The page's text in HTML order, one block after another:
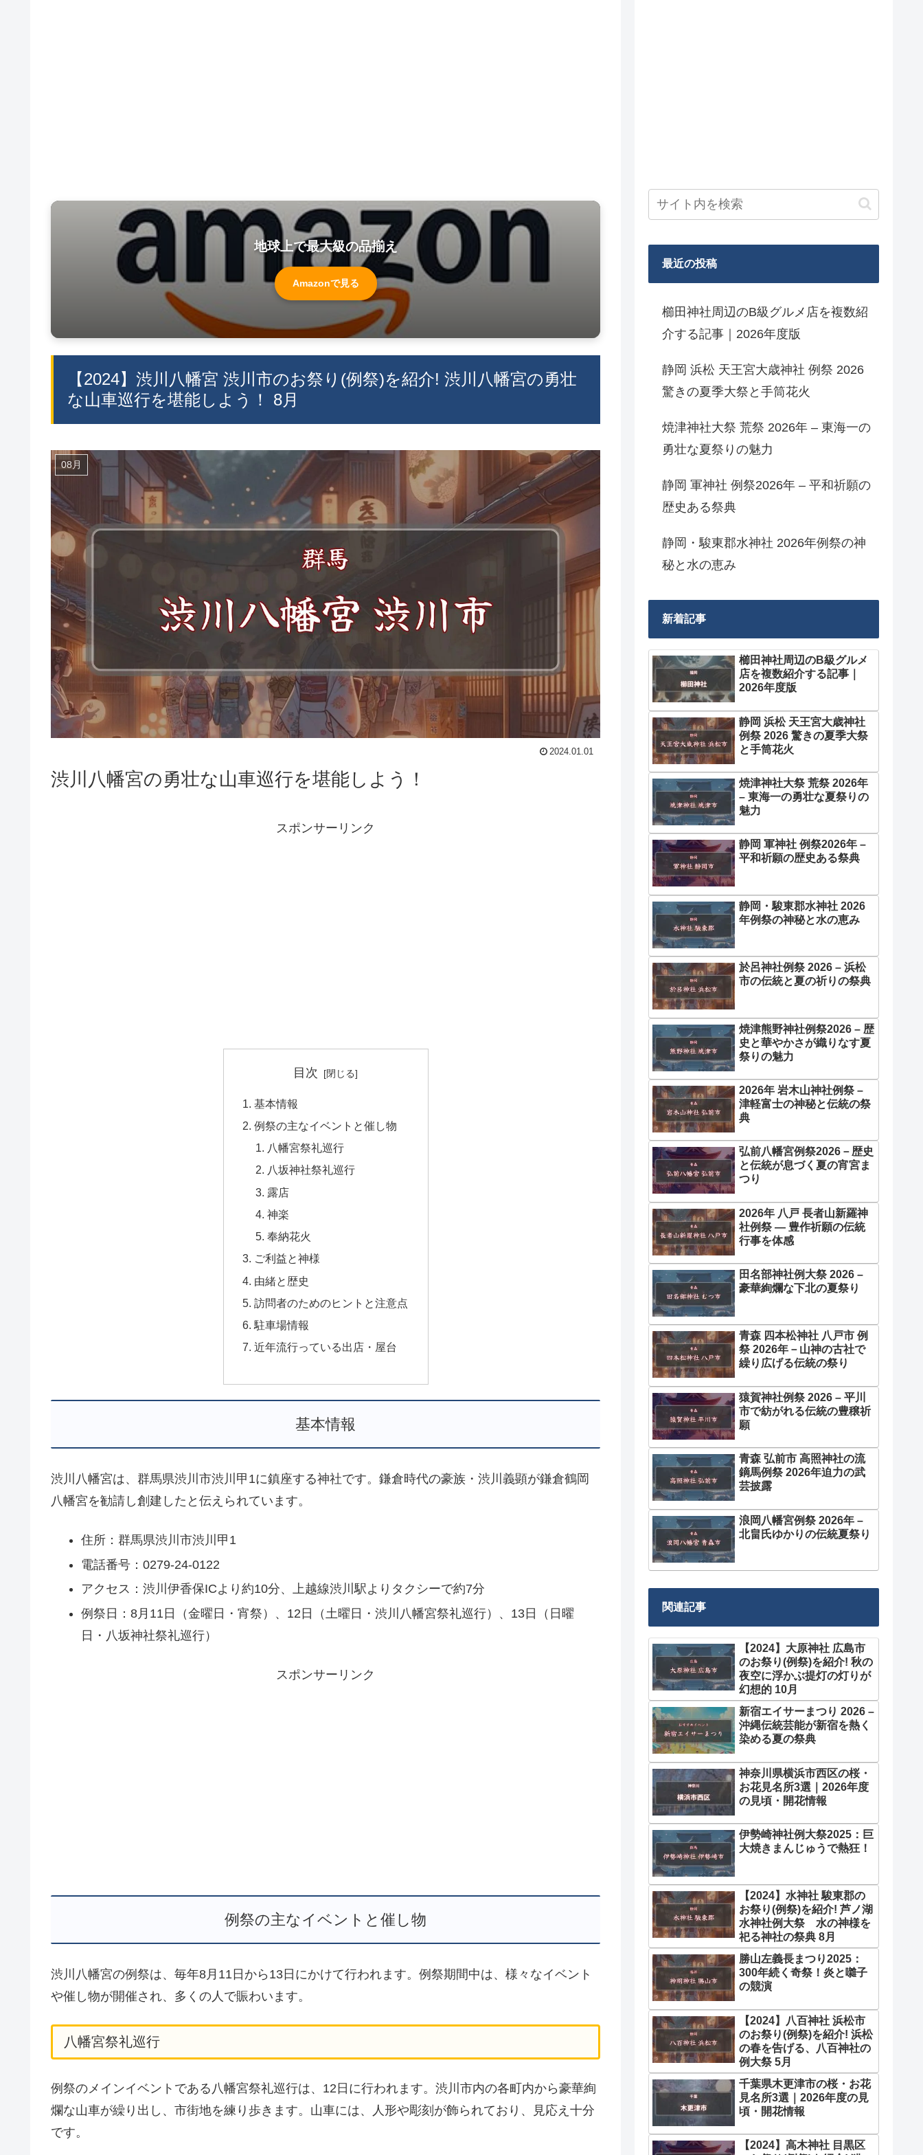
地球上で最大級の品揃え
Amazonで見る
【2024】渋川八幡宮 渋川市のお祭り(例祭)を紹介! 渋川八幡宮の勇壮
な山車巡行を堪能しよう！ 8月
08月
2024.01.01
渋川八幡宮の勇壮な山車巡行を堪能しよう！
スポンサーリンク
目次
基本情報
例祭の主なイベントと催し物
八幡宮祭礼巡行
八坂神社祭礼巡行
露店
神楽
奉納花火
ご利益と神様
由緒と歴史
訪問者のためのヒントと注意点
駐車場情報
近年流行っている出店・屋台
基本情報
渋川八幡宮は、群馬県渋川市渋川甲1に鎮座する神社です。鎌倉時代の豪族・渋川義顕が鎌倉鶴岡
八幡宮を勧請し創建したと伝えられています。
住所：群馬県渋川市渋川甲1
電話番号：0279-24-0122
アクセス：渋川伊香保ICより約10分、上越線渋川駅よりタクシーで約7分
例祭日：8月11日（金曜日・宵祭）、12日（土曜日・渋川八幡宮祭礼巡行）、13日（日曜
日・八坂神社祭礼巡行）
スポンサーリンク
例祭の主なイベントと催し物
渋川八幡宮の例祭は、毎年8月11日から13日にかけて行われます。例祭期間中は、様々なイベント
や催し物が開催され、多くの人で賑わいます。
八幡宮祭礼巡行
例祭のメインイベントである八幡宮祭礼巡行は、12日に行われます。渋川市内の各町内から豪華絢
爛な山車が繰り出し、市街地を練り歩きます。山車には、人形や彫刻が飾られており、見応え十分
です。
最近の投稿
櫛田神社周辺のB級グルメ店を複数紹
介する記事｜2026年度版
静岡 浜松 天王宮大歳神社 例祭 2026
驚きの夏季大祭と手筒花火
焼津神社大祭 荒祭 2026年 – 東海一の
勇壮な夏祭りの魅力
静岡 軍神社 例祭2026年 – 平和祈願の
歴史ある祭典
静岡・駿東郡水神社 2026年例祭の神
秘と水の恵み
新着記事
櫛田神社周辺のB級グルメ
店を複数紹介する記事｜
2026年度版
静岡 浜松 天王宮大歳神社
例祭 2026 驚きの夏季大祭
と手筒花火
焼津神社大祭 荒祭 2026年
– 東海一の勇壮な夏祭りの
魅力
静岡 軍神社 例祭2026年 –
平和祈願の歴史ある祭典
静岡・駿東郡水神社 2026
年例祭の神秘と水の恵み
於呂神社例祭 2026 – 浜松
市の伝統と夏の祈りの祭典
焼津熊野神社例祭2026 – 歴
史と華やかさが織りなす夏
祭りの魅力
2026年 岩木山神社例祭 –
津軽富士の神秘と伝統の祭
典
弘前八幡宮例祭2026－歴史
と伝統が息づく夏の宵宮ま
つり
2026年 八戸 長者山新羅神
社例祭 ― 豊作祈願の伝統
行事を体感
田名部神社例大祭 2026 –
豪華絢爛な下北の夏祭り
青森 四本松神社 八戸市 例
祭 2026年－山神の古社で
繰り広げる伝統の祭り
猿賀神社例祭 2026 – 平川
市で紡がれる伝統の豊穣祈
願
青森 弘前市 高照神社の流
鏑馬例祭 2026年迫力の武
芸披露
浪岡八幡宮例祭 2026年 –
北畠氏ゆかりの伝統夏祭り
関連記事
【2024】大原神社 広島市
のお祭り(例祭)を紹介! 秋の
夜空に浮かぶ提灯の灯りが
幻想的 10月
新宿エイサーまつり 2026 –
沖縄伝統芸能が新宿を熱く
染める夏の祭典
神奈川県横浜市西区の桜・
お花見名所3選｜2026年度
の見頃・開花情報
伊勢崎神社例大祭2025：巨
大焼きまんじゅうで熱狂！
【2024】水神社 駿東郡の
お祭り(例祭)を紹介! 芦ノ湖
水神社例大祭 水の神様を
祀る神社の祭典 8月
勝山左義長まつり2025：
300年続く奇祭！炎と囃子
の競演
【2024】八百神社 浜松市
のお祭り(例祭)を紹介! 浜松
の春を告げる、八百神社の
例大祭 5月
千葉県木更津市の桜・お花
見名所3選｜2026年度の見
頃・開花情報
【2024】高木神社 目黒区